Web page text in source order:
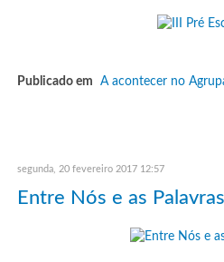
Publicado em A acontecer no
segunda, 20 fevereiro 2017 12:57
Entre Nós e as Palavras